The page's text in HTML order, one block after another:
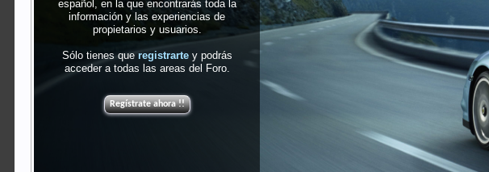
español, en la que encontrarás toda la
información y las experiencias de
propietarios y usuarios.
Sólo tienes que registrartey podrás
acceder a todas las areas del Foro.
Regístrate ahora !!